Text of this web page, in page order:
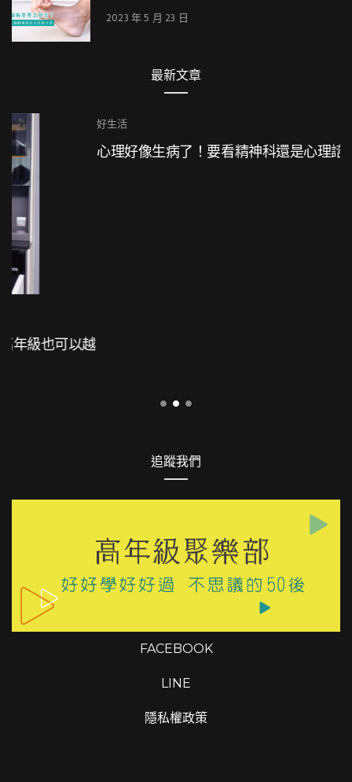
2023 年 5 月 23 日
最新文章
好生活
心理好像生病了！要看精神科還是心理諮商？
LINE
隱私權政策
LINE
Copyrights © 2026 高年級聚樂部